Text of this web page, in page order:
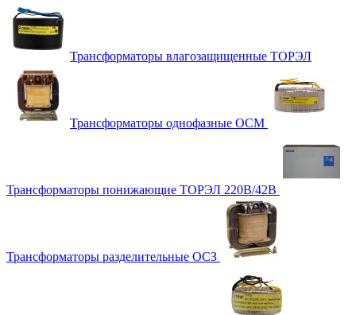
Трансформаторы влагозащищенные ТОРЭЛ
Трансформаторы однофазные ОСМ
Трансформаторы понижающие ТОРЭЛ 220В/42В
Трансформаторы разделительные ОСЗ